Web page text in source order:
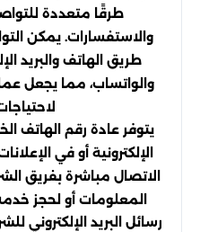
طرقًا متعددة
والاستفسارات. يمكن
طريق الهاتف والبريد
والواتساب، مما يجعل
يتوفر عادة رقم الهاتف
الإلكترونية أو في
الاتصال مباشرة بفريق
المعلومات أو لحجز
رسائل البريد الإلكتروني